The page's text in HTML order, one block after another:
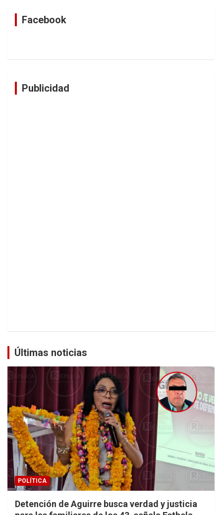
Facebook
Publicidad
Últimas noticias
POLÍTICA
Detención de Aguirre busca verdad y justicia